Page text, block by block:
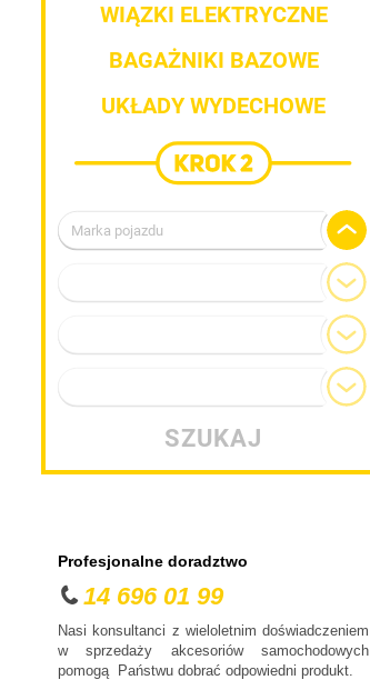
WIĄZKI ELEKTRYCZNE
BAGAŻNIKI BAZOWE
UKŁADY WYDECHOWE
Marka pojazdu
Audi
Honda
SZUKAJ
Profesjonalne doradztwo
14 696 01 99
Nasi konsultanci z wieloletnim doświadczeniem
w sprzedaży akcesoriów samochodowych
pomogą Państwu dobrać odpowiedni produkt.